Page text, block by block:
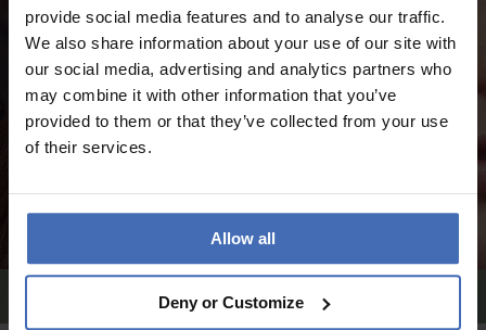
provide social media features and to analyse our traffic.
We also share information about your use of our site with
our social media, advertising and analytics partners who
may combine it with other information that you’ve
provided to them or that they’ve collected from your use
of their services.
Allow all
Deny or Customize
Orecchini Ania Haie